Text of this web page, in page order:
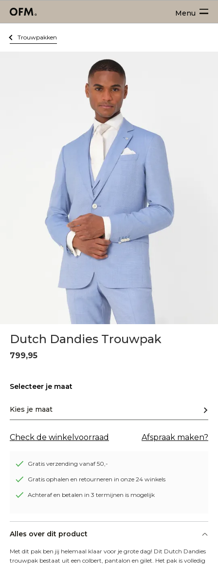
Menu
Trouwpakken
Dutch Dandies Trouwpak
799,95
Selecteer je maat
Kies je maat
Check de winkelvoorraad Afspraak maken?
Gratis verzending vanaf 50,-
Gratis ophalen en retourneren in onze 24 winkels
Achteraf en betalen in 3 termijnen is mogelijk
Alles over dit product
Met dit pak ben jij helemaal klaar voor je grote dag! Dit Dutch Dandies
trouwpak bestaat uit een colbert, pantalon en gilet. Het pak is volledig